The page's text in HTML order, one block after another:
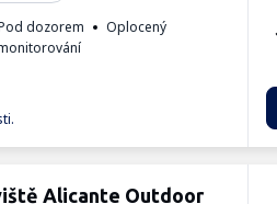
dozorem
Oplocený
Alicante Outdoor